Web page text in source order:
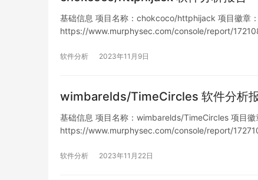
基础信息 项目名称：chokcoco/httphijack 项目徽章
https://www.murphysec.com/console/report/
软件分析 2023年11月9日
wimbarelds/TimeCircles 软件分析
基础信息 项目名称：wimbarelds/TimeCircles 项目
https://www.murphysec.com/console/report/
软件分析 2023年11月22日